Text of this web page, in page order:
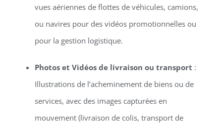
vues aériennes de flottes de véhicules, camions,
ou navires pour des vidéos promotionnelles ou
pour la gestion logistique.
Photos et Vidéos de livraison ou transport :
Illustrations de l’acheminement de biens ou de
services, avec des images capturées en
mouvement (livraison de colis, transport de